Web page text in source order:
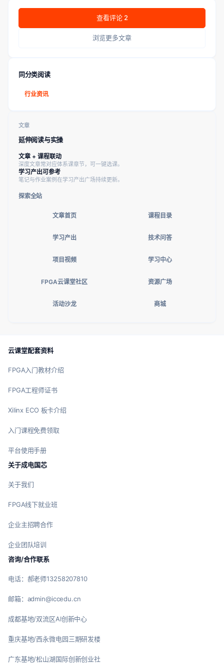
查看评论 2
浏览更多文章
同分类阅读
行业资讯
文章
延伸阅读与实操
文章 + 课程联动
深度文章常对应体系课章节，可一键选课。
学习产出可参考
笔记与作业案例在学习产出广场持续更新。
探索全站
文章首页 课程目录
学习产出 技术问答
项目视频 学习中心
FPGA云课堂社区 资源广场
活动沙龙 商城
云课堂配套资料
FPGA入门教材介绍
FPGA工程师证书
Xilinx ECO 板卡介绍
入门课程免费领取
平台使用手册
关于成电国芯
关于我们
FPGA线下就业班
企业主招聘合作
企业团队培训
咨询/合作联系
电话：郝老师13258207810
邮箱：admin@iccedu.cn
成都基地/双流区AI创新中心
重庆基地/西永微电园三期研发楼
广东基地/松山湖国际创新创业社